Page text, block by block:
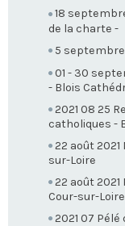
18
de la charte -
5 septembre
01 - 30
- Blois
2021 08 25
catholiques -
22 août
sur-Loire
22 août
Cour-sur-Loire
2021 07